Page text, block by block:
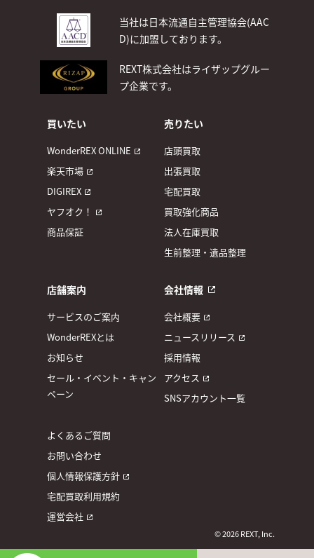
当社は日本流通自主管理協会(AAC
D)に加盟しております。
REXT株式会社はライザップグルー
プ企業です。
買いたい
WonderREX ONLINE
楽天市場
DIGIREX
ヤフオク！
商品保証
売りたい
店頭買取
出張買取
宅配買取
買取強化商品
法人在庫買取
生前整理・遺品整理
店舗案内
サービスのご案内
WonderREXとは
お知らせ
セール・イベント・キャン
ペーン
会社情報
会社概要
ニュースリリース
採用情報
アクセス
SNSアカウント一覧
よくあるご質問
お問い合わせ
個人情報保護方針
宅配買取利用規約
運営会社
© 2026 REXT, Inc.